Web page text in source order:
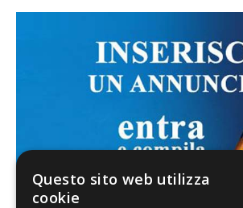
Questo sito web utilizza
cookie